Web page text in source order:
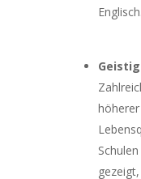
Englisch.